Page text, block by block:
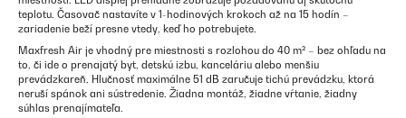
teplotu. Časovač nastavíte v 1-hodinových krokoch až na 15 hodín –
zariadenie beží presne vtedy, keď ho potrebujete.
Maxfresh Air je vhodný pre miestnosti s rozlohou do 40 m² – bez ohľadu na
to, či ide o prenajatý byt, detskú izbu, kanceláriu alebo menšiu
prevádzkareň. Hlučnosť maximálne 51 dB zaručuje tichú prevádzku, ktorá
neruší spánok ani sústredenie. Žiadna montáž, žiadne vŕtanie, žiadny
súhlas prenajímateľa.